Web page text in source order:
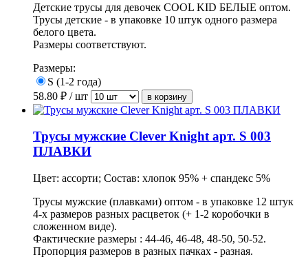
Детские трусы для девочек COOL KID БЕЛЫЕ оптом.
Трусы детские - в упаковке 10 штук одного размера
белого цвета.
Размеры соответствуют.
Размеры:
S (1-2 года)
58.80 ₽ / шт
Трусы мужские Clever Knight арт. S 003
ПЛАВКИ
Цвет: ассорти; Состав: хлопок 95% + спандекс 5%
Трусы мужские (плавками) оптом - в упаковке 12 штук
4-х размеров разных расцветок (+ 1-2 коробочки в
сложенном виде).
Фактические размеры : 44-46, 46-48, 48-50, 50-52.
Пропорция размеров в разных пачках - разная.